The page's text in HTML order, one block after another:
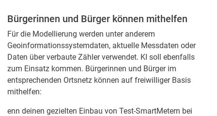
Bürgerinnen und Bürger können mithelfen
Für die Modellierung werden unter anderem
Geoinformationssystemdaten, aktuelle Messdaten oder
Daten über verbaute Zähler verwendet. KI soll ebenfalls
zum Einsatz kommen. Bürgerinnen und Bürger im
entsprechenden Ortsnetz können auf freiwilliger Basis
mithelfen:
enn deinen gezielten Einbau von Test-SmartMetern bei